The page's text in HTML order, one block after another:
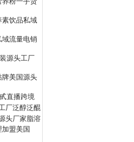
素饮品私域
流量电销
源头工厂
牌美国源头
直播跨境
厂泛醇泛醌
头厂家脂溶
盟美国